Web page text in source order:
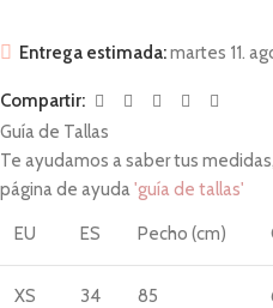
Entrega estimada:martes 11.
Compartir:
Guía de Tallas
Te ayudamos a saber tus
página de ayuda'guía de tallas'
EU ES Pecho (cm)
XS 34 85